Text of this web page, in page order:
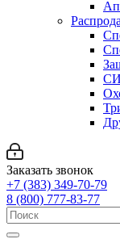
Заказать звонок
+7 (383) 349-70-79
8 (800) 777-83-77